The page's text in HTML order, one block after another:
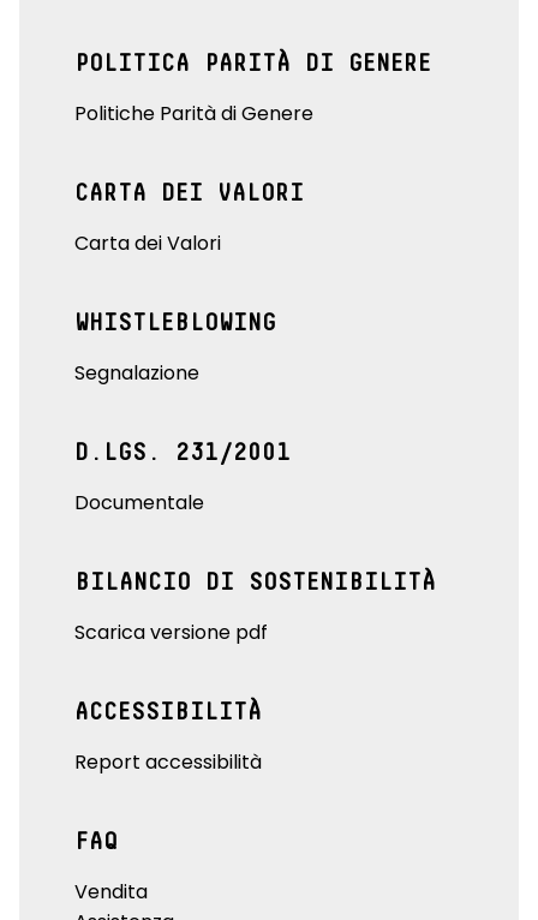
POLITICA PARITÀ DI GENERE
Politiche Parità di Genere
CARTA DEI VALORI
Carta dei Valori
WHISTLEBLOWING
Segnalazione
D.LGS. 231/2001
Documentale
BILANCIO DI SOSTENIBILITÀ
Scarica versione pdf
ACCESSIBILITÀ
Report accessibilità
FAQ
Vendita